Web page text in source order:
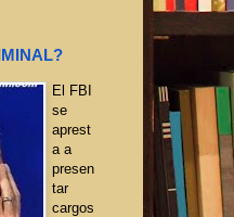
El FBI
se
aprest
a a
presen
tar
cargos